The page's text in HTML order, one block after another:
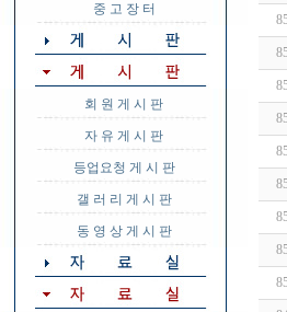
중 고 장 터
회 원 게 시 판
자 유 게 시 판
등업요청 게 시 판
갤 러 리 게 시 판
동 영 상 게 시 판